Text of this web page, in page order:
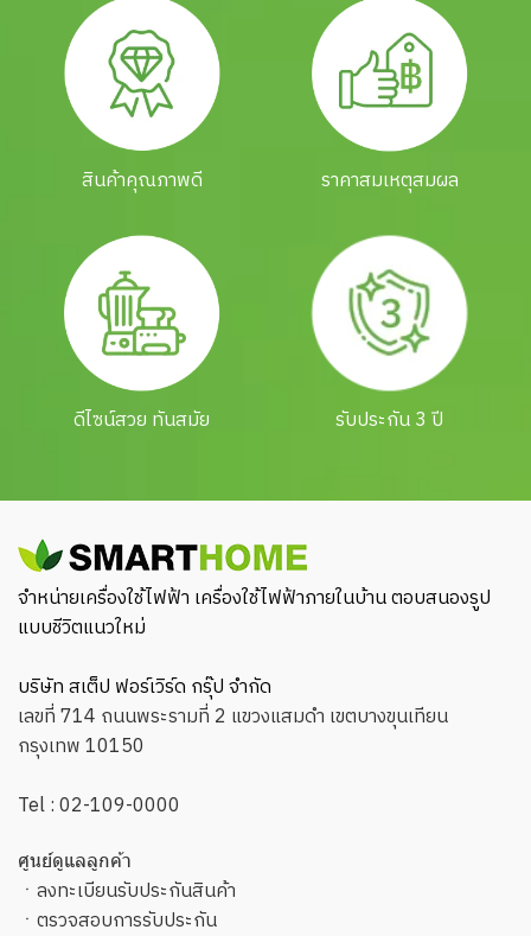
สินค้าคุณภาพดี ราคาสมเหตุสมผล
ดีไซน์สวย ทันสมัย รับประกัน 3 ปี
จำหน่ายเครื่องใช้ไฟฟ้า เครื่องใช้ไฟฟ้าภายในบ้าน ตอบสนองรูป
แบบชีวิตแนวใหม่
บริษัท สเต็ป ฟอร์เวิร์ด กรุ๊ป จำกัด
เลขที่ 714 ถนนพระรามที่ 2 แขวงแสมดำ เขตบางขุนเทียน
กรุงเทพ 10150
Tel :02-109-0000
ศูนย์ดูแลลูกค้า
ㆍ ลงทะเบียนรับประกันสินค้า
ㆍ ตรวจสอบการรับประกัน